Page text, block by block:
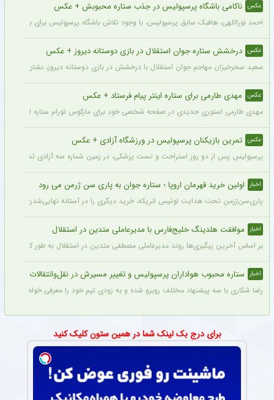
عکس ناکامی باشگاه پرسپولیس در جذب ستاره محبوبش + عکس
احمد نوراللهی، هافبک سابق پرسپولیس، با وجود تلاش باشگاه پرسپولیس برای بازگشت
عکس درخشش ستاره جوان استقلال در بازی دوستانه دیروز + عکس
سعید سحرخیزان مهاجم جوان استقلال با درخشش در بازی دوستانه دیروز، نشان داد
عکس مهدی طارمی برای ستاره اینتر پیام فرستاد + عکس
مهدی طارمی استوری جدیدی در صفحه شخصی خود برای مارکوس تورام ستاره اینتر
عکس تمرین بازیکنان پرسپولیس در ورزشگاه آزادی + عکس
پرسپولیس پس از دو روز استراحت و تست پزشکی، در زمین شماره سه آزادی تمرین کرد.
اخبار اولین خرید قهرمان اروپا ؛ ستاره جوان به پاری سن ژرمن می رود
پاری‌سن‌ژرمنِ تحت هدایت لوئیس انریکه، خرید دیگری را در آستانه نهایی‌شدن دارد.
اخبار موافقت هلدینگ خلیج‌فارس با مدیرعاملی متدین در استقلال
بر اساس آخرین پیگیری‌ها روند مدیرعاملی مصطفی متدین در استقلال به طور کامل
اخبار ستاره محبوب هواداران پرسپولیس و تغییر مسیرش در نقل‌وانتقالات
رضا شکاری با سه پیشنهاد مختلف روبرو شده و به زودی تیم خود را معرفی خواهد کرد.
برای درج بک لینک شما در همین ستون کلیک کنید